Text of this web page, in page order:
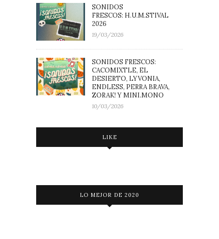
SONIDOS
FRESCOS: H.U.M.STIVAL
2026
19/03/2026
SONIDOS FRESCOS:
CACOMIXTLE, EL
DESIERTO, LYVONIA,
ENDLESS, PERRA BRAVA,
ZORAK! Y MINI.MONO
10/03/2026
LIKE
LO MEJOR DE 2020